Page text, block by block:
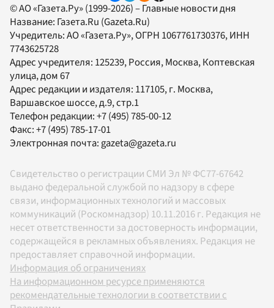
© АО «Газета.Ру» (1999-2026) – Главные новости дня
Название: Газета.Ru (Gazeta.Ru)
Учредитель:АО «Газета.Ру», ОГРН 1067761730376, ИНН
7743625728
Адрес учредителя: 125239, Россия, Москва, Коптевская
улица, дом 67
Адрес редакции и издателя: 117105, г. Москва,
Варшавское шоссе, д.9, стр.1
Телефон редакции:+7 (495) 785-00-12
Факс:+7 (495) 785-17-01
Электронная почта: gazeta@gazeta.ru
Свидетельство о регистрации СМИ Эл № ФС77-67642
выдано федеральной службой по надзору в сфере
связи, информационных технологий и массовых
коммуникаций (Роскомнадзор) 10.11.2016 г. Редакция не
несет ответственности за достоверность информации,
содержащейся в рекламных объявлениях. Редакция не
предоставляет справочной информации.
Информация об ограничениях
На информационном ресурсе применяются
рекомендательные технологии в соответствии с